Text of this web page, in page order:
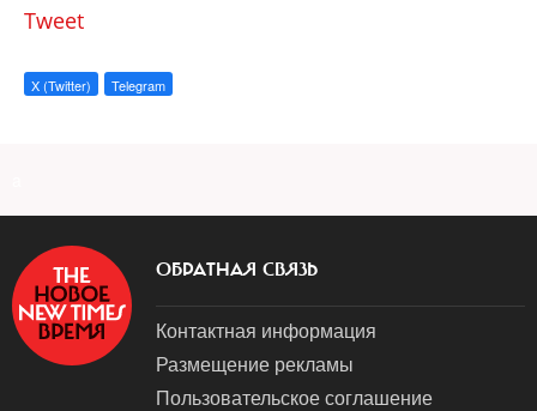
Tweet
X (Twitter) Telegram
ОБРАТНАЯ СВЯЗЬ
Контактная информация
Размещение рекламы
Пользовательское соглашение